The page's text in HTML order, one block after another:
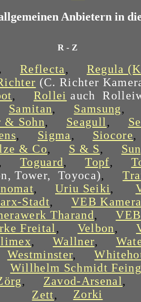
Anbietern in
R - Z
Reflecta, Regula
(C. Richter
, Rollei auch
Samitan, Samsung,
& Sohn, Seagull ,
, Sigma, Siocore
& Co, S & S,
Toguard,Topf,
Tower, Toyoca),
, Uriu Seiki,
Stadt,VEB
Tharand,
Freital , Velbon,
,Wallner,
Westminster,
Willhelm Schmidt
, Zavod-Arsenal ,
Zett, Zorki